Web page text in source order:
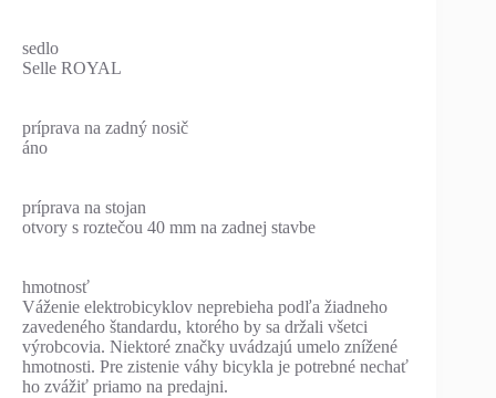
sedlo
Selle ROYAL
príprava na zadný nosič
áno
príprava na stojan
otvory s roztečou 40 mm na zadnej stavbe
hmotnosť
Váženie elektrobicyklov neprebieha podľa žiadneho
zavedeného štandardu, ktorého by sa držali všetci
výrobcovia. Niektoré značky uvádzajú umelo znížené
hmotnosti. Pre zistenie váhy bicykla je potrebné nechať
ho zvážiť priamo na predajni.